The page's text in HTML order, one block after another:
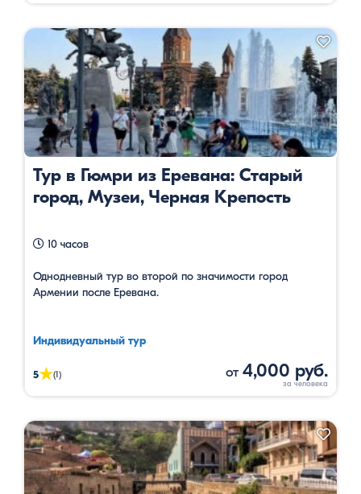
Тур в Гюмри из Еревана: Старый
город, Музеи, Черная Крепость
10 часов
Однодневный тур во второй по значимости город
Армении после Еревана.
Индивидуальный тур
5★(1) от 4,000 руб.